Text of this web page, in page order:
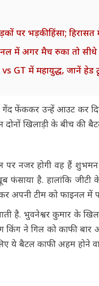
पर भड़की हिंसा;
में अगर मैच रुका तो सीधे
GT में महायुद्ध, जानें हेड
फेंककर उन्हें आउट कर
खिलाड़ी के बीच की
पर नजर होगी वह हैं
है. हालांकि जीटी
अपनी टीम को फाइनल में
है. भुवनेश्वर कुमार के
किंग ने गिल को काफी
ये बैटल काफी अहम होने